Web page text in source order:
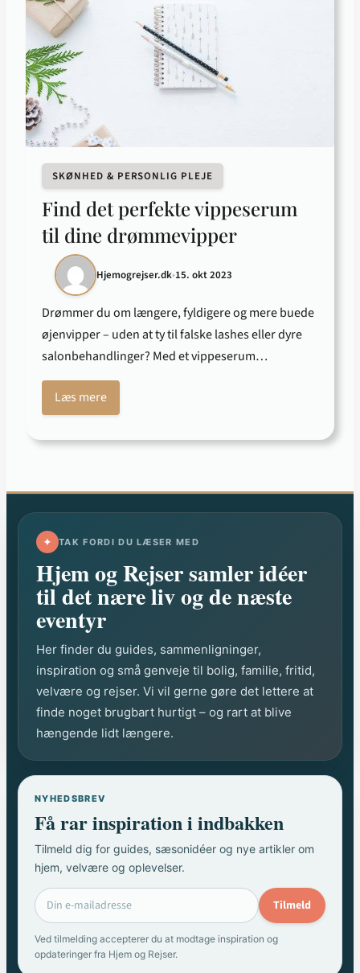
SKØNHED & PERSONLIG PLEJE
Find det perfekte vippeserum
til dine drømmevipper
Hjemogrejser.dk•15. okt 2023
Drømmer du om længere, fyldigere og mere buede
øjenvipper – uden at ty til falske lashes eller dyre
salonbehandlinger? Med et vippeserum…
Læs mere
✦ TAK FORDI DU LÆSER MED
Hjem og Rejser samler idéer
til det nære liv og de næste
eventyr
Her finder du guides, sammenligninger,
inspiration og små genveje til bolig, familie, fritid,
velvære og rejser. Vi vil gerne gøre det lettere at
finde noget brugbart hurtigt – og rart at blive
hængende lidt længere.
NYHEDSBREV
Få rar inspiration i indbakken
Tilmeld dig for guides, sæsonidéer og nye artikler om
hjem, velvære og oplevelser.
Tilmeld
Ved tilmelding accepterer du at modtage inspiration og
opdateringer fra Hjem og Rejser.